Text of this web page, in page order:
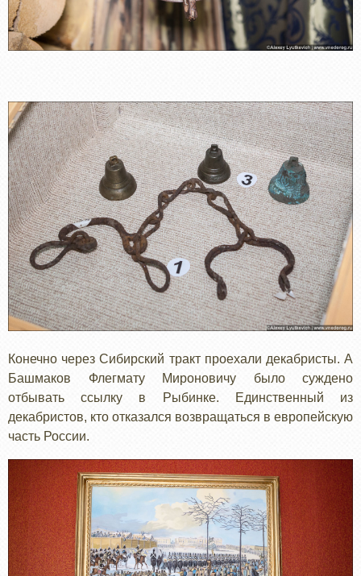
Конечно через Сибирский тракт проехали декабристы. А
Башмаков Флегмату Мироновичу было суждено
отбывать ссылку в Рыбинке. Единственный из
декабристов, кто отказался возвращаться в европейскую
часть России.